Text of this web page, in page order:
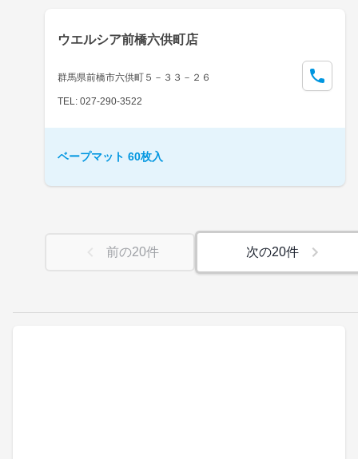
ウエルシア前橋六供町店
群馬県前橋市六供町５－３３－２６
TEL: 027-290-3522
ベープマット 60枚入
前の20件 次の20件